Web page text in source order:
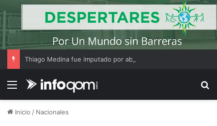
Menú
Inicio / Nacionales